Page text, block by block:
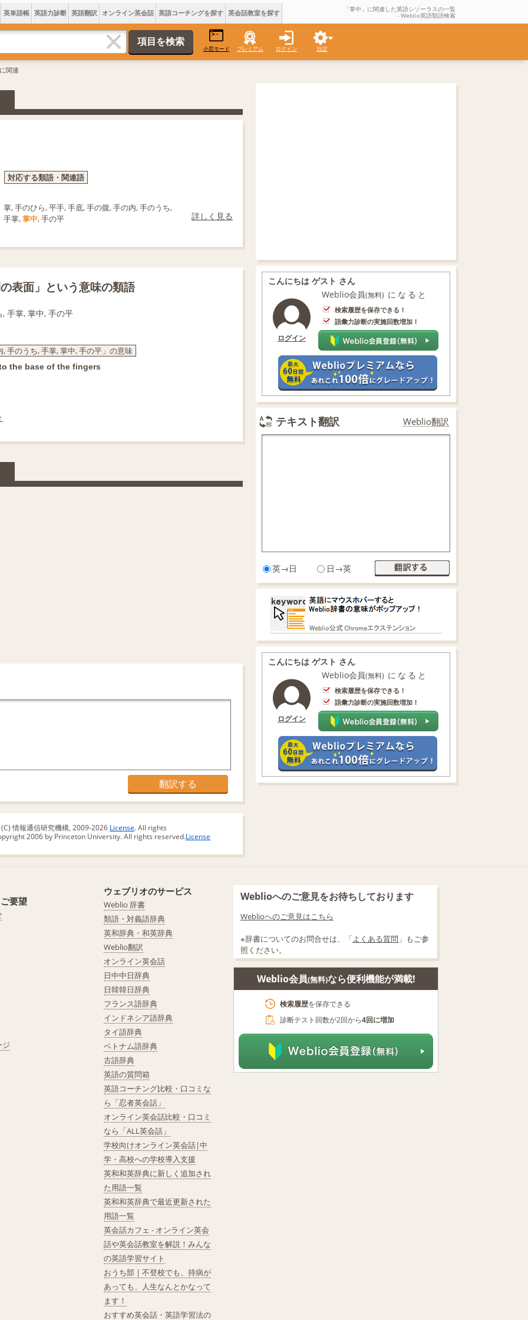
英単語帳 英語力診断 英語翻訳 オンライン英会話 英語コーチングを探す 英会話教室を探す 「掌中」に関連した英語シソーラスの一覧
- Weblio英語類語検索
小窓モード プレミアム ログイン 設定
関連
対応する類語・関連語
掌, 手のひら, 平手, 手底, 手の腹, 手の内, 手のうち,
手掌,掌中, 手の平 詳しく見る
表面」という意味の類語
手掌, 掌中, 手の平
手のうち, 手掌, 掌中, 手の平」の意味
the base of the fingers
情報通信研究機構, 2009-2026 License. All rights
2006 by Princeton University. All rights reserved.License
こんにちは ゲスト さん
ログイン
Weblio会員(無料) になると
検索履歴を保存できる！
語彙力診断の実施回数増加！
テキスト翻訳 Weblio翻訳
英→日 日→英
こんにちは ゲスト さん
ログイン
Weblio会員(無料) になると
検索履歴を保存できる！
語彙力診断の実施回数増加！
要望
ジ
ウェブリオのサービス
Weblio 辞書
類語・対義語辞典
英和辞典・和英辞典
Weblio翻訳
オンライン英会話
日中中日辞典
日韓韓日辞典
フランス語辞典
インドネシア語辞典
タイ語辞典
ベトナム語辞典
古語辞典
英語の質問箱
英語コーチング比較・口コミな
ら「忍者英会話」
オンライン英会話比較・口コミ
なら「ALL英会話」
学校向けオンライン英会話|中
学・高校への学校導入支援
英和和英辞典に新しく追加され
た用語一覧
英和和英辞典で最近更新された
用語一覧
英会話カフェ - オンライン英会
話や英会話教室を解説！みんな
の英語学習サイト
おうち部 | 不登校でも、持病が
あっても、人生なんとかなって
ます！
おすすめ英会話・英語学習法の
Weblioへのご意見をお待ちしております
Weblioへのご意見はこちら
※辞書についてのお問合せは、「よくある質問 」もご参
照ください。
Weblio会員(無料)なら便利機能が満載!
検索履歴を保存できる
診断テスト回数が2回から4回に増加